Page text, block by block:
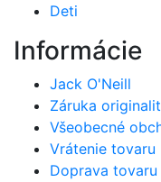
Deti
Informácie
Jack O'Neill
Záruka
Všeobecné
Vrátenie tovaru
Doprava tovaru